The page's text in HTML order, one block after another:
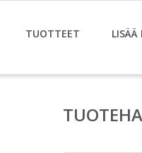
TUOTTEET LISÄÄ